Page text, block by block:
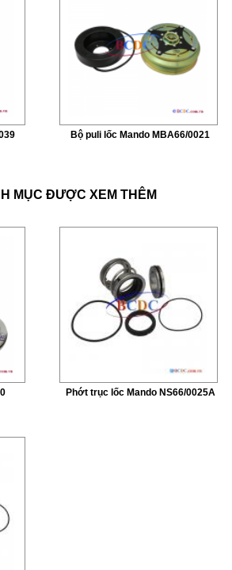
Bộ puli lốc Mando MBA66/0021
MỤC ĐƯỢC XEM THÊM
Phớt trục lốc Mando NS66/0025A